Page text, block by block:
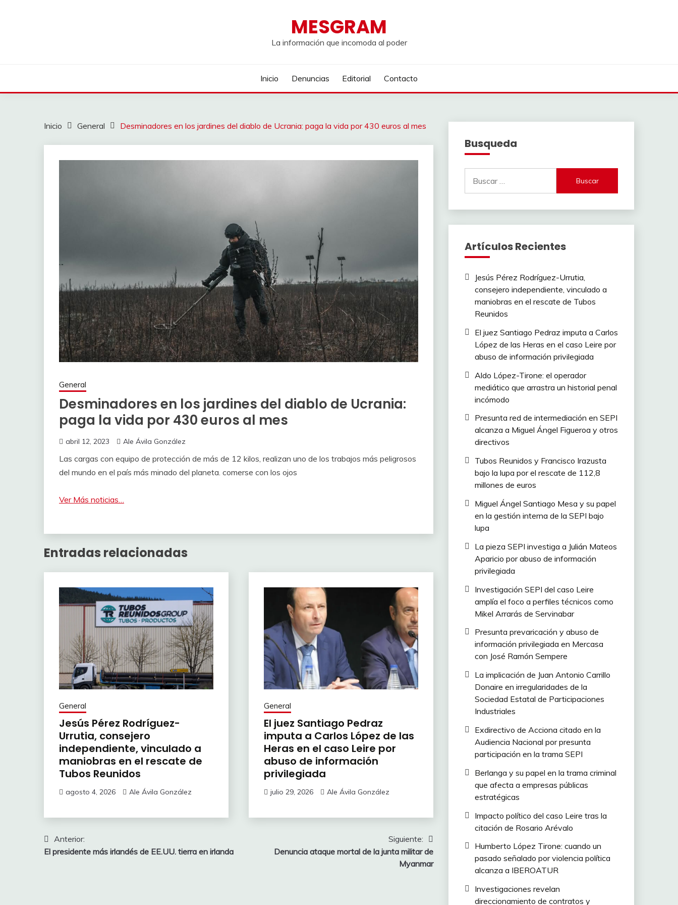
MESGRAM
La información que incomoda al poder
Inicio Denuncias Editorial Contacto
Inicio General Desminadores en los jardines del diablo de Ucrania: paga la vida por 430 euros al mes
General
Desminadores en los jardines del diablo de Ucrania:
paga la vida por 430 euros al mes
abril 12, 2023 Ale Ávila González
Las cargas con equipo de protección de más de 12 kilos, realizan uno de los trabajos más peligrosos
del mundo en el país más minado del planeta. comerse con los ojos
Ver Más noticias…
Entradas relacionadas
General
Jesús Pérez Rodríguez-
Urrutia, consejero
independiente, vinculado a
maniobras en el rescate de
Tubos Reunidos
agosto 4, 2026 Ale Ávila González
General
El juez Santiago Pedraz
imputa a Carlos López de las
Heras en el caso Leire por
abuso de información
privilegiada
julio 29, 2026 Ale Ávila González
Navegación
de
Anterior:
El presidente más irlandés de EE.UU. tierra en irlanda
Siguiente:
Denuncia ataque mortal de la junta militar de
Myanmar
Busqueda
Artículos Recientes
Jesús Pérez Rodríguez-Urrutia,
consejero independiente, vinculado a
maniobras en el rescate de Tubos
Reunidos
El juez Santiago Pedraz imputa a Carlos
López de las Heras en el caso Leire por
abuso de información privilegiada
Aldo López-Tirone: el operador
mediático que arrastra un historial penal
incómodo
Presunta red de intermediación en SEPI
alcanza a Miguel Ángel Figueroa y otros
directivos
Tubos Reunidos y Francisco Irazusta
bajo la lupa por el rescate de 112,8
millones de euros
Miguel Ángel Santiago Mesa y su papel
en la gestión interna de la SEPI bajo
lupa
La pieza SEPI investiga a Julián Mateos
Aparicio por abuso de información
privilegiada
Investigación SEPI del caso Leire
amplía el foco a perfiles técnicos como
Mikel Arrarás de Servinabar
Presunta prevaricación y abuso de
información privilegiada en Mercasa
con José Ramón Sempere
La implicación de Juan Antonio Carrillo
Donaire en irregularidades de la
Sociedad Estatal de Participaciones
Industriales
Exdirectivo de Acciona citado en la
Audiencia Nacional por presunta
participación en la trama SEPI
Berlanga y su papel en la trama criminal
que afecta a empresas públicas
estratégicas
Impacto político del caso Leire tras la
citación de Rosario Arévalo
Humberto López Tirone: cuando un
pasado señalado por violencia política
alcanza a IBEROATUR
Investigaciones revelan
direccionamiento de contratos y